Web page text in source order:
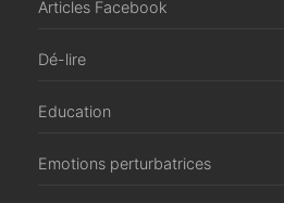
Articles Facebook
Dé-lire
Education
Emotions perturbatrices